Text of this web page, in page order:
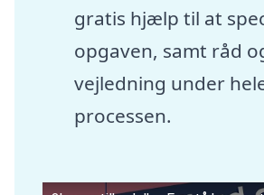
gratis hjælp til at
opgaven, samt råd
vejledning under
processen.